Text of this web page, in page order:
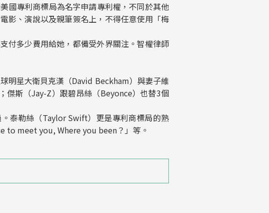
國專利商標局為名字申請專利權，不同於其他
影、演說以及親筆簽名上，不得任意使用「梅
付多少費用給她，都備受外界關注。智權律師
明星大衛貝克漢（David Beckham）與妻子維
傑斯（Jay-Z）跟碧昂絲（Beyonce）也替3個
泰勒絲（Taylor Swift）更是專利商標局的熟
to meet you, Where you been？」等。